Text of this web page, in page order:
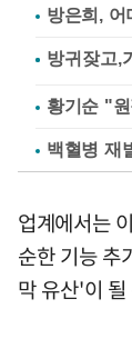
방은희,
황기순 "
백혈병 재
업계에서는
순한 기능 추
막 유산'이